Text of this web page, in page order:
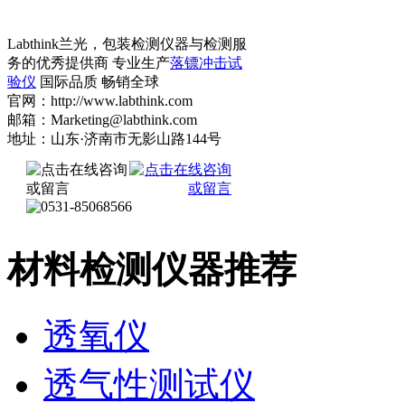
Labthink兰光，包装检测仪器与检测服
务的优秀提供商 专业生产落镖冲击试
验仪 国际品质 畅销全球
官网：http://www.labthink.com
邮箱：Marketing@labthink.com
地址：山东·济南市无影山路144号
材料检测仪器推荐
透氧仪
透气性测试仪